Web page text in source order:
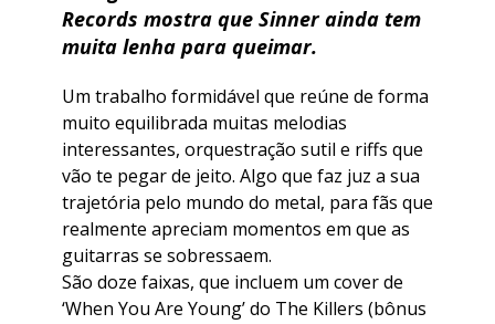
Records mostra que Sinner ainda tem
muita lenha para queimar.
Um trabalho formidável que reúne de forma
muito equilibrada muitas melodias
interessantes, orquestração sutil e riffs que
vão te pegar de jeito. Algo que faz juz a sua
trajetória pelo mundo do metal, para fãs que
realmente apreciam momentos em que as
guitarras se sobressaem.
São doze faixas, que incluem um cover de
‘When You Are Young’ do The Killers (bônus